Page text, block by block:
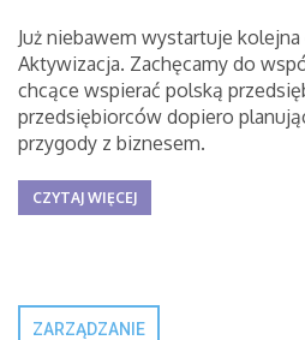
Już niebawem wystartuje kolejna
Aktywizacja. Zachęcamy do
chcące wspierać polską
przedsiębiorców dopiero
przygody z biznesem.
CZYTAJ WIĘCEJ
ZARZĄDZANIE